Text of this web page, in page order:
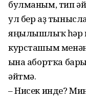
булманым, тип
ул бер аҙ
яңылышлыҡ һәр
курсташым
ғына абортҡа
әйтмә.
– Нисек инде?